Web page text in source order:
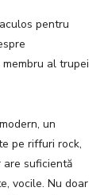
pentru
al trupei
un
pe riffuri rock,
are suficientă
vocile. Nu doar